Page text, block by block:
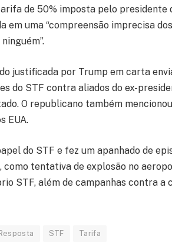
de 50% imposta pelo presidente
em uma “compreensão imprecisa
justificada por Trump em carta
do STF contra aliados do ex-
O republicano também
EUA.
do STF e fez um apanhado de
como tentativa de explosão no
STF, além de campanhas contra a
Resposta STF Tarifa